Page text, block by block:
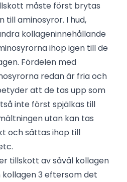
måste först brytas
till aminosyror. I hud,
kollageninnehållande
ihop igen till de
Fördelen med
redan är fria och
att de tas upp som
inte först spjälkas till
utan kan tas
och sättas ihop till
tillskott av såväl kollagen
kollagen 3 eftersom det